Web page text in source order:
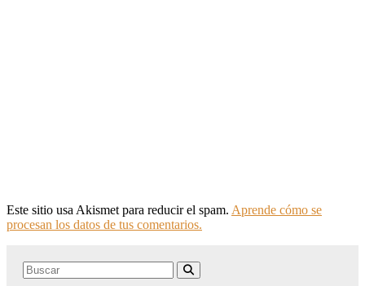
Este sitio usa Akismet para reducir el spam. Aprende cómo se
procesan los datos de tus comentarios.
Search